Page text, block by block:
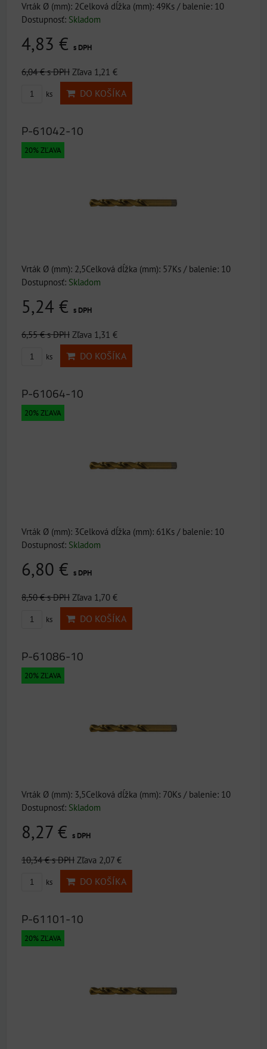
Vrták Ø (mm): 2Celková dĺžka (mm): 49Ks / balenie: 10
Dostupnosť: Skladom
4,83 € s DPH
6,04 €s DPH Zľava 1,21 €
ks DO KOŠÍKA
P-61042-10
20% ZĽAVA
Vrták Ø (mm): 2,5Celková dĺžka (mm): 57Ks / balenie: 10
Dostupnosť: Skladom
5,24 € s DPH
6,55 €s DPH Zľava 1,31 €
ks DO KOŠÍKA
P-61064-10
20% ZĽAVA
Vrták Ø (mm): 3Celková dĺžka (mm): 61Ks / balenie: 10
Dostupnosť: Skladom
6,80 € s DPH
8,50 €s DPH Zľava 1,70 €
ks DO KOŠÍKA
P-61086-10
20% ZĽAVA
Vrták Ø (mm): 3,5Celková dĺžka (mm): 70Ks / balenie: 10
Dostupnosť: Skladom
8,27 € s DPH
10,34 €s DPH Zľava 2,07 €
ks DO KOŠÍKA
P-61101-10
20% ZĽAVA